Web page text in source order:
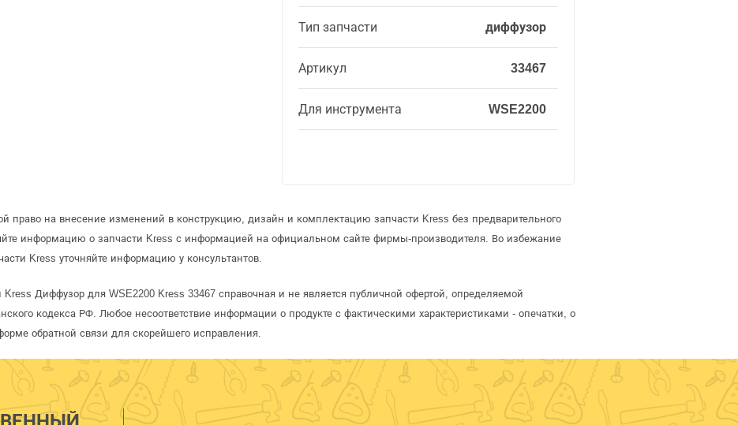
Тип запчасти диффузор
Артикул 33467
Для инструмента WSE2200
право на внесение изменений в конструкцию, дизайн и комплектацию запчасти Kress без предварительного
информацию о запчасти Kress с информацией на официальном сайте фирмы-производителя. Во избежание
Kress уточняйте информацию у консультантов.
Диффузор для WSE2200 Kress 33467 справочная и не является публичной офертой, определяемой
кодекса РФ. Любое несоответствие информации о продукте с фактическими характеристиками - опечатки, о
обратной связи для скорейшего исправления.